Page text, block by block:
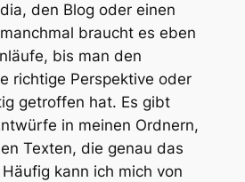
den Blog oder einen
braucht es eben
bis man den
richtige Perspektive oder
getroffen hat. Es gibt
in meinen Ordnern,
Texten, die genau das
kann ich mich von